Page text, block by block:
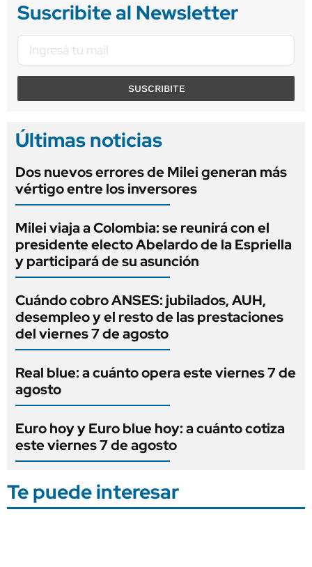
Suscribite al Newsletter
SUSCRIBITE
Últimas noticias
Dos nuevos errores de Milei generan más
vértigo entre los inversores
Milei viaja a Colombia: se reunirá con el
presidente electo Abelardo de la Espriella
y participará de su asunción
Cuándo cobro ANSES: jubilados, AUH,
desempleo y el resto de las prestaciones
del viernes 7 de agosto
Real blue: a cuánto opera este viernes 7 de
agosto
Euro hoy y Euro blue hoy: a cuánto cotiza
este viernes 7 de agosto
Te puede interesar